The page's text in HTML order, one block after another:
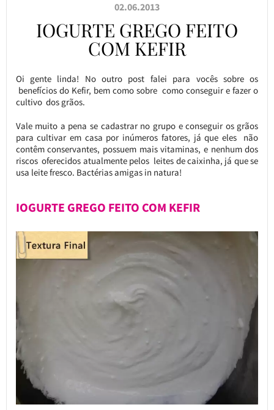
02.06.2013
IOGURTE GREGO FEITO
COM KEFIR
Oi gente linda! No outro post falei para vocês sobre os
benefícios do Kefir, bem como sobre como conseguir e fazer o
cultivo dos grãos.
Vale muito a pena se cadastrar no grupo e conseguir os grãos
para cultivar em casa por inúmeros fatores, já que eles não
contêm conservantes, possuem mais vitaminas, e nenhum dos
riscos oferecidos atualmente pelos leites de caixinha, já que se
usa leite fresco. Bactérias amigas in natura!
IOGURTE GREGO FEITO COM KEFIR